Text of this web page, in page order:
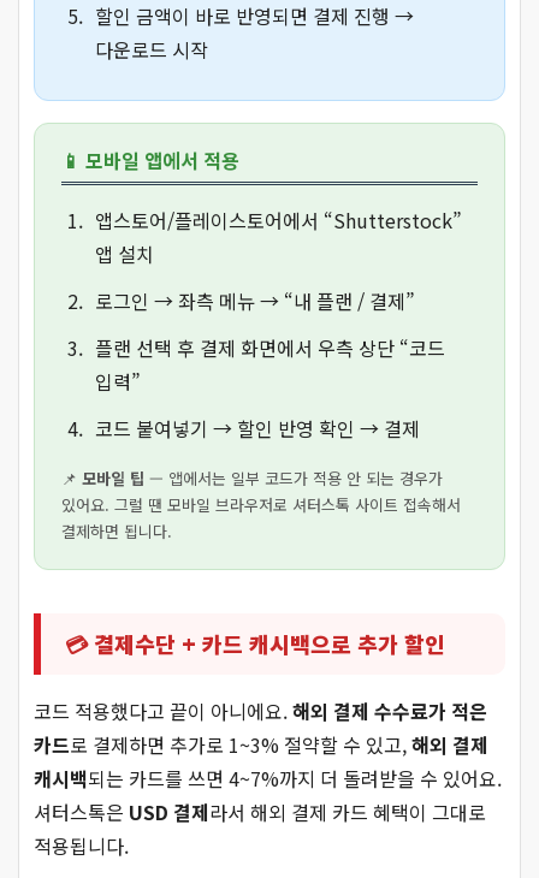
할인 금액이 바로 반영되면 결제 진행 →
다운로드 시작
📱 모바일 앱에서 적용
앱스토어/플레이스토어에서 “Shutterstock”
앱 설치
로그인 → 좌측 메뉴 → “내 플랜 / 결제”
플랜 선택 후 결제 화면에서 우측 상단 “코드
입력”
코드 붙여넣기 → 할인 반영 확인 → 결제
📌 모바일 팁 — 앱에서는 일부 코드가 적용 안 되는 경우가
있어요. 그럴 땐 모바일 브라우저로 셔터스톡 사이트 접속해서
결제하면 됩니다.
💳 결제수단 + 카드 캐시백으로 추가 할인
코드 적용했다고 끝이 아니에요.해외 결제 수수료가 적은
카드로 결제하면 추가로 1~3% 절약할 수 있고,해외 결제
캐시백되는 카드를 쓰면 4~7%까지 더 돌려받을 수 있어요.
셔터스톡은 USD 결제라서 해외 결제 카드 혜택이 그대로
적용됩니다.